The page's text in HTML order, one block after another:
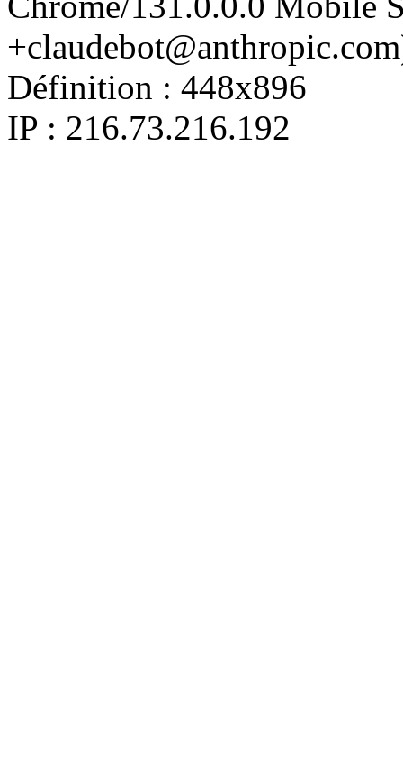
Définition : 448x896
IP : 216.73.216.192